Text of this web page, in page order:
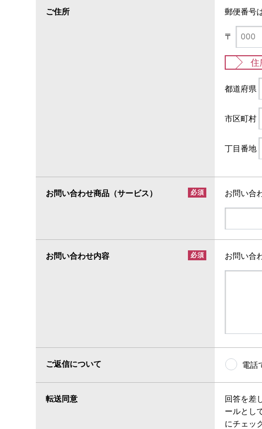
ご住所 郵便番号
〒
住
都道府県
市区町村
丁目番地
お問い合わせ商品（サービス） 必須 お問い合
お問い合わせ内容 必須 お問い合
ご返信について 電話
転送同意
回答を差
ールとし
にチェッ